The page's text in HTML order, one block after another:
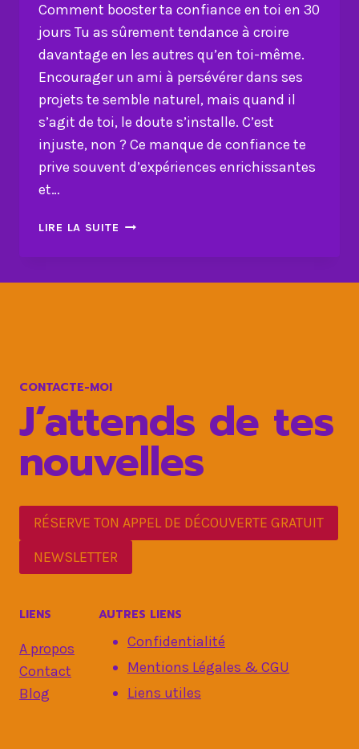
Comment booster ta confiance en toi en 30
jours Tu as sûrement tendance à croire
davantage en les autres qu’en toi-même.
Encourager un ami à persévérer dans ses
projets te semble naturel, mais quand il
s’agit de toi, le doute s’installe. C’est
injuste, non ? Ce manque de confiance te
prive souvent d’expériences enrichissantes
et…
LIRE LA SUITE COMMENT
CONTACTE-MOI
J’attends de tes
nouvelles
RÉSERVE TON APPEL DE DÉCOUVERTE GRATUIT
NEWSLETTER
LIENS
A propos
Contact
Blog
AUTRES LIENS
Confidentialité
Mentions Légales & CGU
Liens utiles